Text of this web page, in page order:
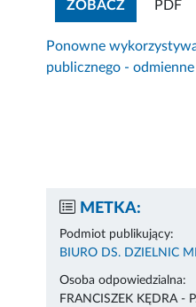
ZOBACZZOBACZ
PDF
Ponowne
publicznego - odmienne
METKA:
Podmiot publikujący:
BIURO DS. DZIELNIC
Osoba odpowiedzialna:
FRANCISZEK KĘDRA -